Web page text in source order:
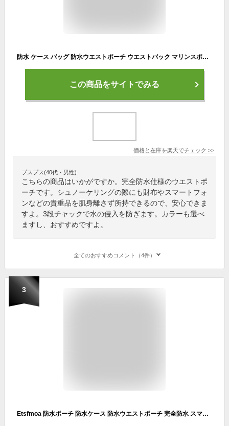
防水 ケース バッグ 防水ウエストポーチ ウエストバック マリンスポーツ 小物入れ ポシェット サコッシュ ウインタースポーツ アウトドア ウォータープルーフ ジップロック 完全防水 海水浴 レジャー必須アイテム 夏 お風呂 温泉でも マリンスポーツ 1つあると便利 送料無料
この商品をサイトでみる
価格と在庫を楽天でチェック >>
プスプス(40代・男性)
こちらの商品はいかがですか。完全防水仕様のウエストポ
ーチです。シュノーケリングの際にも財布やスマートフォ
ンなどの貴重品を肌身離さず所持できるので、安心できま
すよ。3段チャックで水の侵入を防ぎます。カラーも選べ
ますし、おすすめですよ。
全てのおすすめコメント（4件）
3
Etsfmoa 防水ポーチ 防水ケース 防水ウエストポーチ 完全防水 スマホ 小物入れ 海 海水浴 プール お釣り アウトドア 大容量 三重チャック 4WAY PVC素材 メンズ レディース 2個セットbk+blue